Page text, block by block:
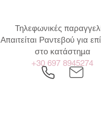
Τηλεφωνικές
Απαιτείται Ραντεβού για
στο κατάστημα
+30 697 8945274